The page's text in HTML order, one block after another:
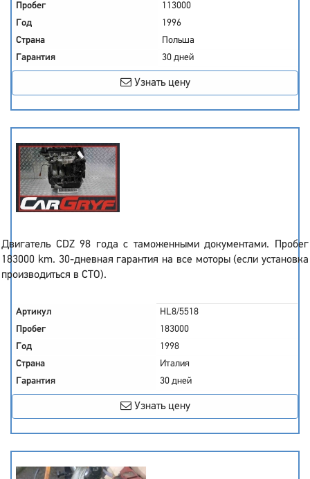
Пробег
113000
Год
1996
Страна
Польша
Гарантия
30 дней
Узнать цену
Двигатель CDZ 98 года с таможенными документами. Пробег
183000 km. 30-дневная гарантия на все моторы (если установка
производиться в СТО).
Артикул
HL8/5518
Пробег
183000
Год
1998
Страна
Италия
Гарантия
30 дней
Узнать цену